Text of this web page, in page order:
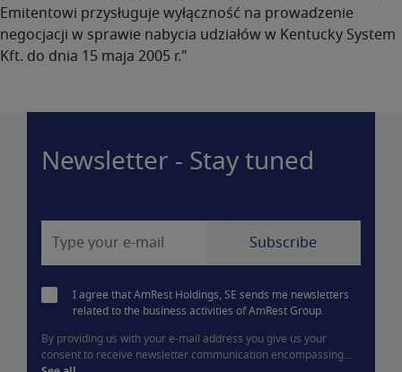
Emitentowi przysługuje wyłączność na prowadzenie
negocjacji w sprawie nabycia udziałów w Kentucky System
Kft. do dnia 15 maja 2005 r."
Newsletter - Stay tuned
I agree that AmRest Holdings, SE sends me newsletters
related to the business activities of AmRest Group.
By providing us with your e-mail address you give us your
consent to receive newsletter communication encompassing...